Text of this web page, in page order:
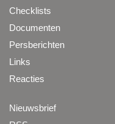
Checklists
Documenten
Persberichten
Links
Reacties
Nieuwsbrief